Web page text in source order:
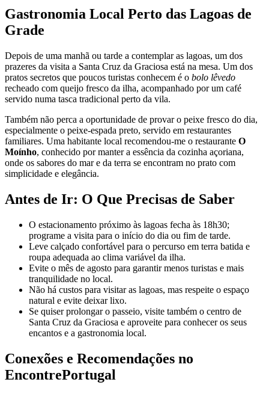
Gastronomia Local Perto das Lagoas de
Grade
Depois de uma manhã ou tarde a contemplar as lagoas, um dos
prazeres da visita a Santa Cruz da Graciosa está na mesa. Um dos
pratos secretos que poucos turistas conhecem é o bolo lêvedo
recheado com queijo fresco da ilha, acompanhado por um café
servido numa tasca tradicional perto da vila.
Também não perca a oportunidade de provar o peixe fresco do dia,
especialmente o peixe-espada preto, servido em restaurantes
familiares. Uma habitante local recomendou-me o restaurante O
Moínho, conhecido por manter a essência da cozinha açoriana,
onde os sabores do mar e da terra se encontram no prato com
simplicidade e elegância.
Antes de Ir: O Que Precisas de Saber
O estacionamento próximo às lagoas fecha às 18h30;
programe a visita para o início do dia ou fim de tarde.
Leve calçado confortável para o percurso em terra batida e
roupa adequada ao clima variável da ilha.
Evite o mês de agosto para garantir menos turistas e mais
tranquilidade no local.
Não há custos para visitar as lagoas, mas respeite o espaço
natural e evite deixar lixo.
Se quiser prolongar o passeio, visite também o centro de
Santa Cruz da Graciosa e aproveite para conhecer os seus
encantos e a gastronomia local.
Conexões e Recomendações no
EncontrePortugal